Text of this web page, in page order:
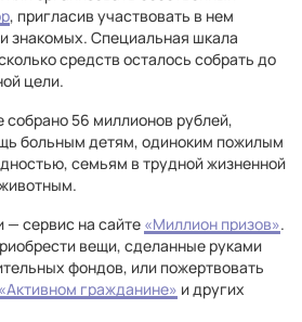
, пригласив участвовать в нем
знакомых. Специальная шкала
средств осталось собрать до
цели.
56 миллионов рублей,
больным детям, одиноким пожилым
семьям в трудной жизненной
— сервис на сайте «Миллион призов».
вещи, сделанные руками
фондов, или пожертвовать
«Активном гражданине» и других